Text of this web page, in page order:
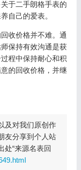
于二手朗格手表的
自己的爱表。
收价格并不难。通
保持有效沟通是获
程中保持耐心和积
的回收价格，并继
及对我们原创作
友分享到个人站
处“来源名表回